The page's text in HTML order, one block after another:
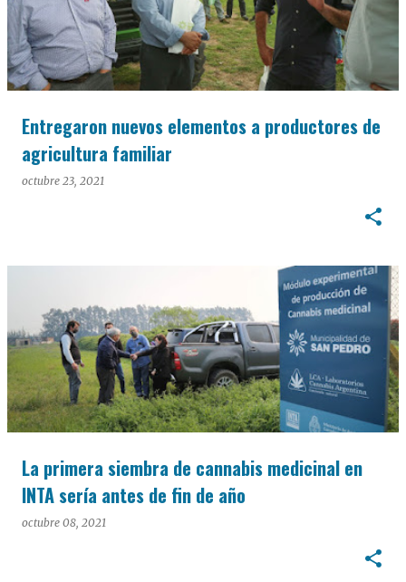
Entregaron nuevos elementos a productores de
agricultura familiar
octubre 23, 2021
La primera siembra de cannabis medicinal en
INTA sería antes de fin de año
octubre 08, 2021